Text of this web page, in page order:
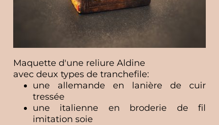
Maquette d'une reliure Aldine
avec deux types de tranchefile:
une allemande en lanière de cuir
tressée
une italienne en broderie de fil
imitation soie